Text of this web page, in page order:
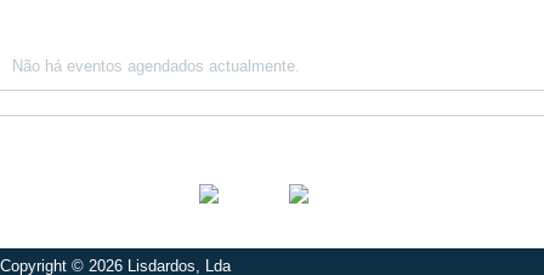
Não há eventos agendados actualmente.
Copyright © 2026 Lisdardos, Lda